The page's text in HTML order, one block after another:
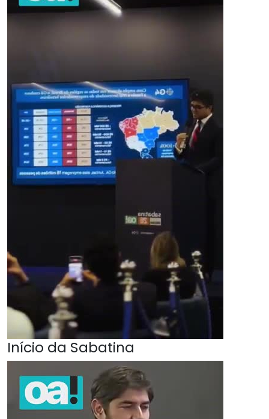
Início da Sabatina